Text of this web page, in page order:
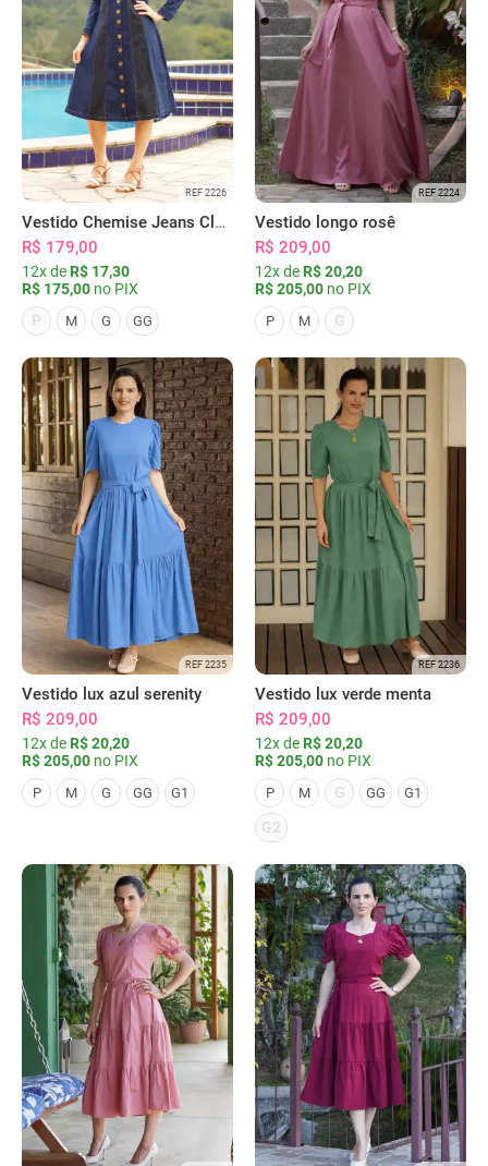
REF 2226
Vestido Chemise Jeans Clássica Serena
R$ 179,00
12x de R$ 17,30
R$ 175,00 no PIX
P
M G GG
REF 2224
Vestido longo rosê
R$ 209,00
12x de R$ 20,20
R$ 205,00 no PIX
P M G
REF 2235
Vestido lux azul serenity
R$ 209,00
12x de R$ 20,20
R$ 205,00 no PIX
P M G GG G1
REF 2236
Vestido lux verde menta
R$ 209,00
12x de R$ 20,20
R$ 205,00 no PIX
P M G GG G1
G2